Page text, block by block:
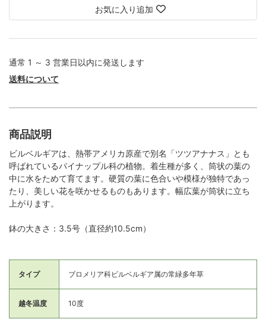
お気に入り追加
通常 1 ～ 3 営業日以内に発送します
送料について
商品説明
ビルベルギアは、熱帯アメリカ原産で別名「ツツアナナス」とも
呼ばれているパイナップル科の植物。着生種が多く、筒状の葉の
中に水をためて育てます。硬質の葉に色合いや模様が独特であっ
たり、美しい花を咲かせるものもあります。幅広葉が筒状に立ち
上がります。
鉢の大きさ：3.5号（直径約10.5cm）
タイプ ブロメリア科ビルベルギア属の常緑多年草
越冬温度 10度